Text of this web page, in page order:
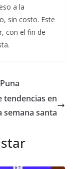
a la
sin costo. Este
con el fin de
tendencias en
semana santa